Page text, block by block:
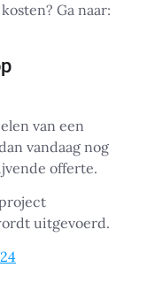
Ga naar:
van een
vandaag nog
offerte.
uitgevoerd.